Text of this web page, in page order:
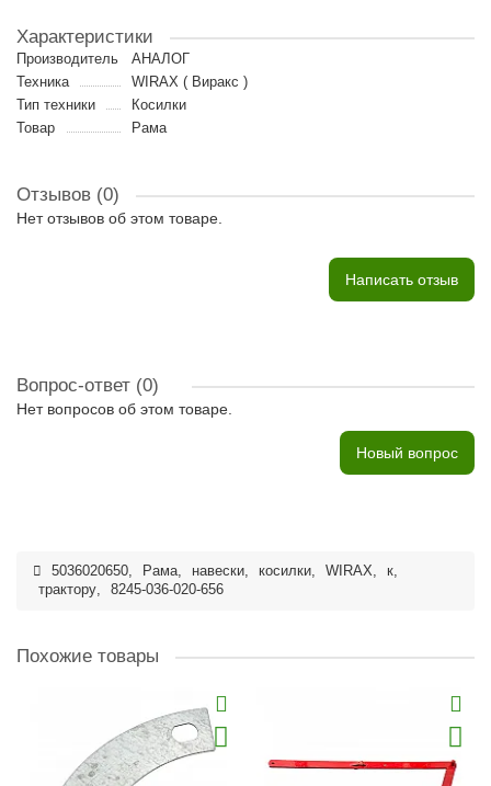
Характеристики
Производитель
АНАЛОГ
Техника
WIRAX ( Виракс )
Тип техники
Косилки
Товар
Рама
Отзывов (0)
Нет отзывов об этом товаре.
Написать отзыв
Вопрос-ответ (0)
Нет вопросов об этом товаре.
Новый вопрос
5036020650, Рама, навески, косилки, WIRAX, к,
трактору, 8245-036-020-656
Похожие товары